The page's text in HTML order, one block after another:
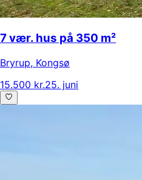
7 vær. hus på 350 m²
Bryrup, Kongsø
15.500 kr.25. juni